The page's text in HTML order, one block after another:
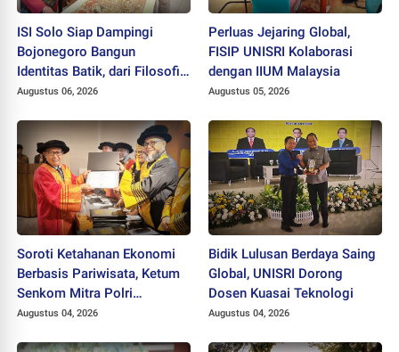
ISI Solo Siap Dampingi
Bojonegoro Bangun
Identitas Batik, dari Filosofi
hingga HAKI
Augustus 06, 2026
Perluas Jejaring Global,
FISIP UNISRI Kolaborasi
dengan IIUM Malaysia
Augustus 05, 2026
Soroti Ketahanan Ekonomi
Berbasis Pariwisata, Ketum
Senkom Mitra Polri
Dikukuhkan sebagai
Augustus 04, 2026
Bidik Lulusan Berdaya Saing
Global, UNISRI Dorong
Dosen Kuasai Teknologi
Augustus 04, 2026